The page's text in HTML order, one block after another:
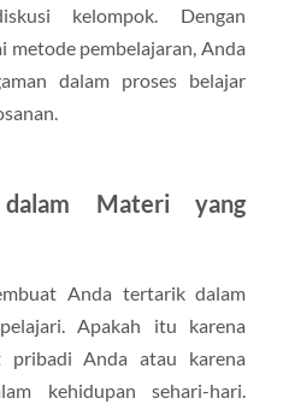
kelompok. Dengan
metode pembelajaran, Anda
dalam proses belajar
Materi yang
Anda tertarik dalam
Apakah itu karena
pribadi Anda atau karena
kehidupan sehari-hari.